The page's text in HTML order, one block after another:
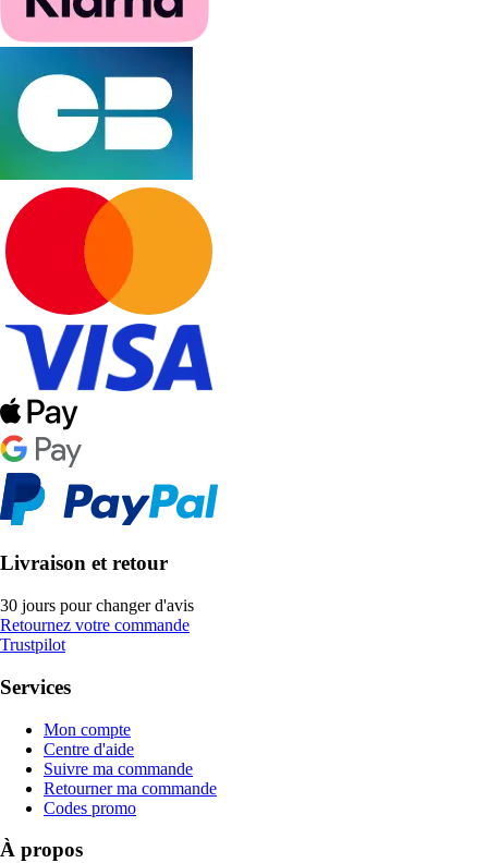
Livraison et retour
30 jours pour changer d'avis
Retournez votre commande
Trustpilot
Services
Mon compte
Centre d'aide
Suivre ma commande
Retourner ma commande
Codes promo
À propos